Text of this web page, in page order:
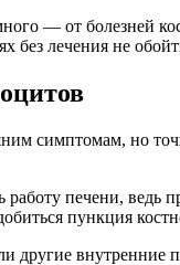
— от болезней
без лечения не
симптомам, но
печени, ведь
пункция
другие